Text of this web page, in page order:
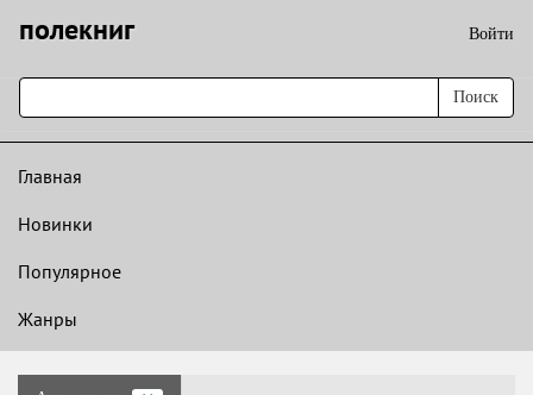
полекниг Войти
Поиск
Главная
Новинки
Популярное
Жанры